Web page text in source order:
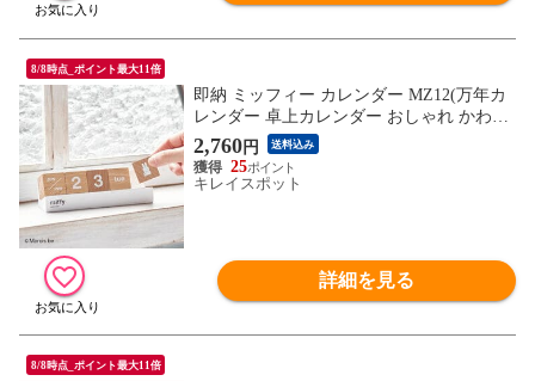
8/8時点_ポイント最大11倍
即納 ミッフィー カレンダー MZ12(万年カ
レンダー 卓上カレンダー おしゃれ かわい
い 木製 ブロックカレンダー ブロック キュ
ーブ 万年 卓上 シンプル 木 インテリア イ
ンテリア雑貨 デスク周り デスク 日付 記念
2,760円 送料込み
25
キレイスポット
詳細を見る
8/8時点_ポイント最大11倍